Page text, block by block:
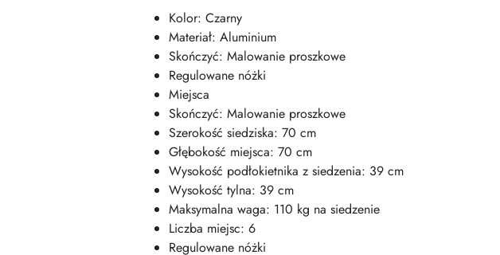
Kolor: Czarny
Materiał: Aluminium
Skończyć: Malowanie proszkowe
Regulowane nóżki
Miejsca
Skończyć: Malowanie proszkowe
Szerokość siedziska: 70 cm
Głębokość miejsca: 70 cm
Wysokość podłokietnika z siedzenia: 39 cm
Wysokość tylna: 39 cm
Maksymalna waga: 110 kg na siedzenie
Liczba miejsc: 6
Regulowane nóżki